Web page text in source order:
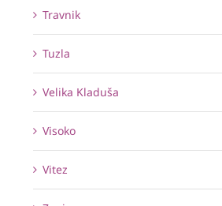
Travnik
Tuzla
Velika Kladuša
Visoko
Vitez